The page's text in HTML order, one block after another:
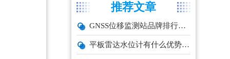
推荐文章
GNSS位移监测站品牌排行与选型推荐
平板雷达水位计有什么优势？精准耐用品牌top1推荐！